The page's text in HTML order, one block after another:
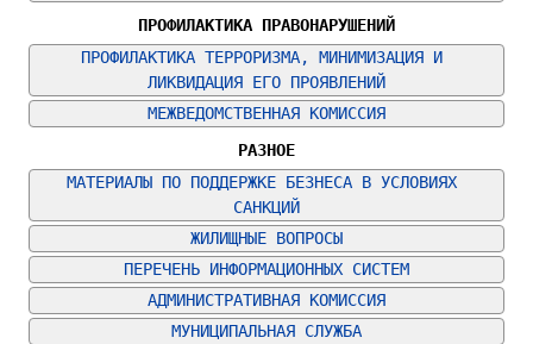
ПРОФИЛАКТИКА ПРАВОНАРУШЕНИЙ
ПРОФИЛАКТИКА ТЕРРОРИЗМА, МИНИМИЗАЦИЯ И
ЛИКВИДАЦИЯ ЕГО ПРОЯВЛЕНИЙ
МЕЖВЕДОМСТВЕННАЯ КОМИССИЯ
РАЗНОЕ
МАТЕРИАЛЫ ПО ПОДДЕРЖКЕ БЕЗНЕСА В УСЛОВИЯХ
САНКЦИЙ
ЖИЛИЩНЫЕ ВОПРОСЫ
ПЕРЕЧЕНЬ ИНФОРМАЦИОННЫХ СИСТЕМ
АДМИНИСТРАТИВНАЯ КОМИССИЯ
МУНИЦИПАЛЬНАЯ СЛУЖБА